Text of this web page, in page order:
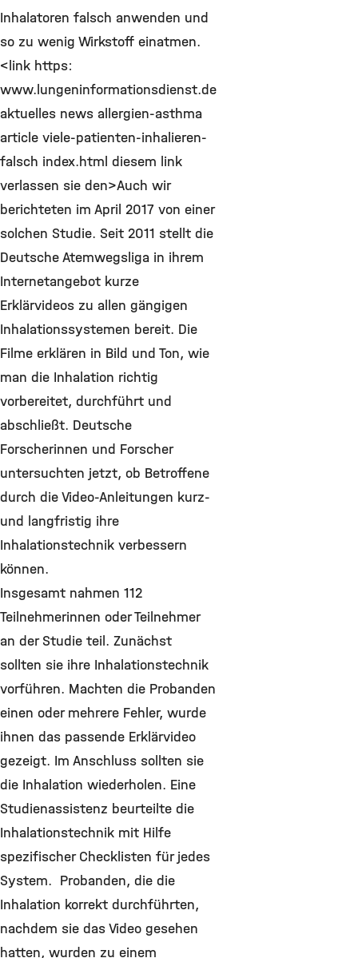
Inhalatoren falsch anwenden und
so zu wenig Wirkstoff einatmen.
<link https:
www.lungeninformationsdienst.de
aktuelles news allergien-asthma
article viele-patienten-inhalieren-
falsch index.html diesem link
verlassen sie den>Auch wir
berichteten im April 2017 von einer
solchen Studie. Seit 2011 stellt die
Deutsche Atemwegsliga in ihrem
Internetangebot kurze
Erklärvideos zu allen gängigen
Inhalationssystemen bereit. Die
Filme erklären in Bild und Ton, wie
man die Inhalation richtig
vorbereitet, durchführt und
abschließt. Deutsche
Forscherinnen und Forscher
untersuchten jetzt, ob Betroffene
durch die Video-Anleitungen kurz-
und langfristig ihre
Inhalationstechnik verbessern
können.
Insgesamt nahmen 112
Teilnehmerinnen oder Teilnehmer
an der Studie teil. Zunächst
sollten sie ihre Inhalationstechnik
vorführen. Machten die Probanden
einen oder mehrere Fehler, wurde
ihnen das passende Erklärvideo
gezeigt. Im Anschluss sollten sie
die Inhalation wiederholen. Eine
Studienassistenz beurteilte die
Inhalationstechnik mit Hilfe
spezifischer Checklisten für jedes
System. Probanden, die die
Inhalation korrekt durchführten,
nachdem sie das Video gesehen
hatten, wurden zu einem